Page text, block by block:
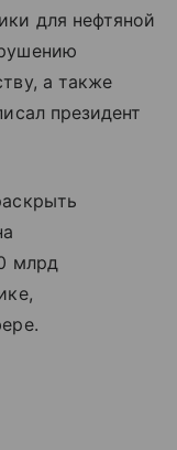
для нефтяной
а также
президент
млрд